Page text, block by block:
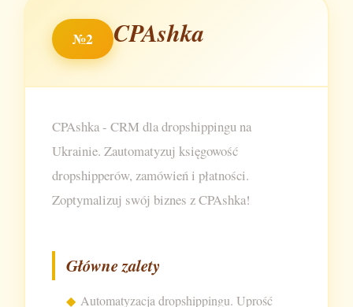
№2 CPAshka
CPAshka - CRM dla dropshippingu na
Ukrainie. Zautomatyzuj księgowość
dropshipperów, zamówień i płatności.
Zoptymalizuj swój biznes z CPAshka!
Główne zalety
Automatyzacja dropshippingu. Uprość